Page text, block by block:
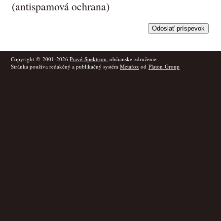
(antispamová ochrana)
Copyright © 2001-2026 Pravé Spektrum, občianske združenie
Stránka používa redakčný a publikačný systém Metafox od Platon Group